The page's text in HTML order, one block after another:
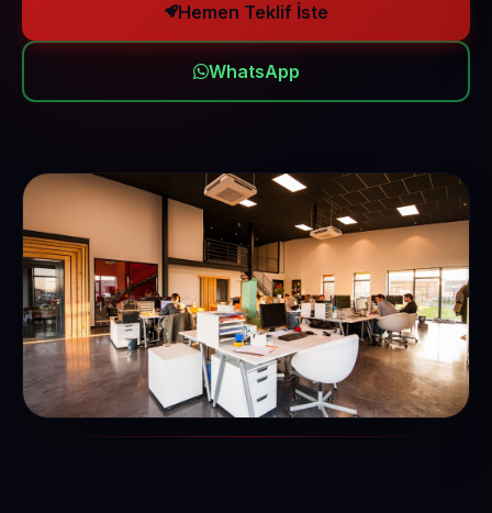
Hemen Teklif İste
WhatsApp